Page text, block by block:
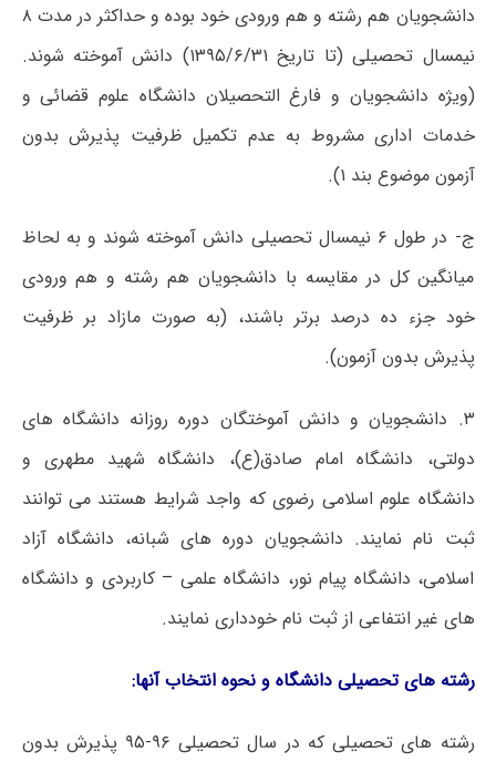
دانشجویان هم رشته و هم ورودی خود بوده و حداکثر در مدت ۸
نیمسال تحصیلی (تا تاریخ ۱۳۹۵/۶/۳۱) دانش آموخته شوند.
(ویژه دانشجویان و فارغ التحصیلان دانشگاه علوم قضائی و
خدمات اداری مشروط به عدم تکمیل ظرفیت پذیرش بدون
آزمون موضوع بند ۱).
ج- در طول ۶ نیمسال تحصیلی دانش آموخته شوند و به لحاظ
میانگین کل در مقایسه با دانشجویان هم رشته و هم ورودی
خود جزء ده درصد برتر باشند، (به صورت مازاد بر ظرفیت
پذیرش بدون آزمون).
۳. دانشجویان و دانش آموختگان دوره روزانه دانشگاه های
دولتی، دانشگاه امام صادق(ع)، دانشگاه شهید مطهری و
دانشگاه علوم اسلامی رضوی که واجد شرایط هستند می توانند
ثبت نام نمایند. دانشجویان دوره های شبانه، دانشگاه آزاد
اسلامی، دانشگاه پیام نور، دانشگاه علمی – کاربردی و دانشگاه
های غیر انتفاعی از ثبت نام خودداری نمایند.
رشته های تحصیلی دانشگاه و نحوه انتخاب آنها:
رشته های تحصیلی که در سال تحصیلی ۹۶-۹۵ پذیرش بدون